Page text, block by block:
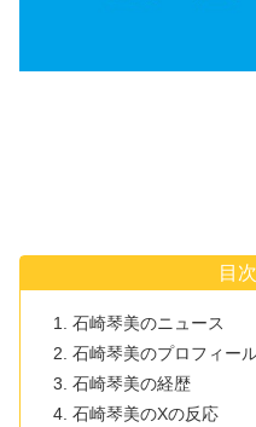
目次
石崎琴美のニュース
石崎琴美のプロフィー
石崎琴美の経歴
石崎琴美のXの反応